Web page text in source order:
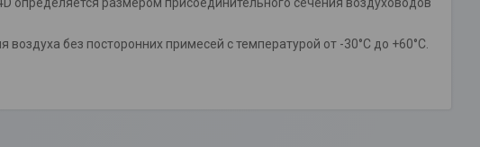
без посторонних примесей с температурой от -30°С до +60°С.